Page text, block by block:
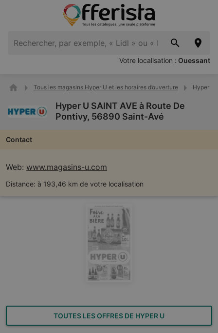
Votre localisation : Ouessant
Tous les magasins Hyper U et les horaires d’ouverture Hyper U
Hyper U SAINT AVE à Route De
Pontivy, 56890 Saint-Avé
Contact
Web: www.magasins-u.com
Distance: à 193,46 km de votre localisation
TOUTES LES OFFRES DE HYPER U